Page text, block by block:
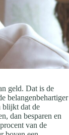
geld. Dat is de
belangenbehartiger
blijkt dat de
dan besparen en
van de